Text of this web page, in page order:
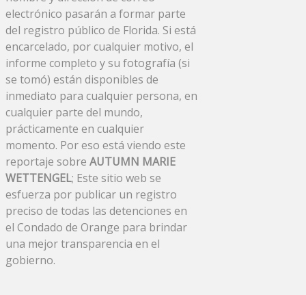
electrónico pasarán a formar parte
del registro público de Florida. Si está
encarcelado, por cualquier motivo, el
informe completo y su fotografía (si
se tomó) están disponibles de
inmediato para cualquier persona, en
cualquier parte del mundo,
prácticamente en cualquier
momento. Por eso está viendo este
reportaje sobre AUTUMN MARIE
WETTENGEL; Este sitio web se
esfuerza por publicar un registro
preciso de todas las detenciones en
el Condado de Orange para brindar
una mejor transparencia en el
gobierno.